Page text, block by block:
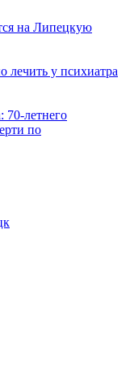
на Липецкую
лечить у психиатра
70-летнего
по